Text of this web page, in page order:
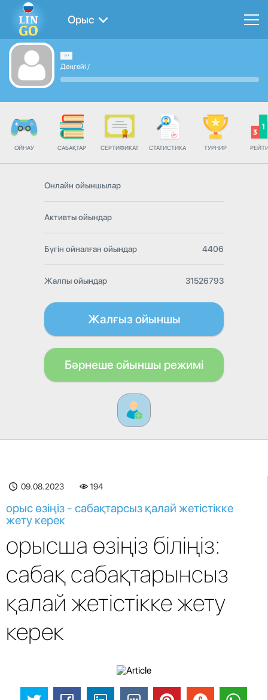
Орыс
Деңгейі /
ОЙНАУ САБАҚТАР СЕРТИФИКАТ СТАТИСТИКА ТУРНИР
Онлайн ойыншылар
Активты ойындар
Бүгін ойналған ойындар 4406
Жалпы ойындар 31526793
Жалғыз ойыншы
Бәрнеше ойыншы режимі
09.08.2023 194
орыс өзіңіз - сабақтарсыз қалай жетістікке
жету керек
орысша өзіңіз біліңіз:
сабақ сабақтарынсыз
қалай жетістікке жету
керек